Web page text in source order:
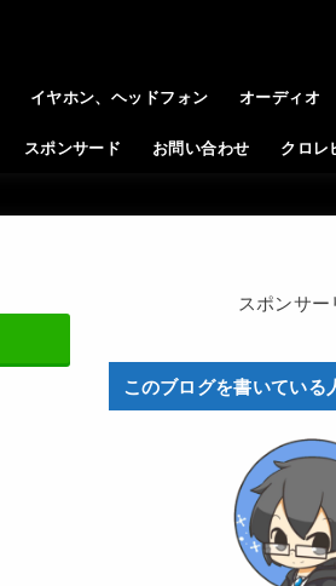
イヤホン、ヘッドフォン オーディオ
スポンサード お問い合わせ クロレ
スポンサー
このブログを書いている